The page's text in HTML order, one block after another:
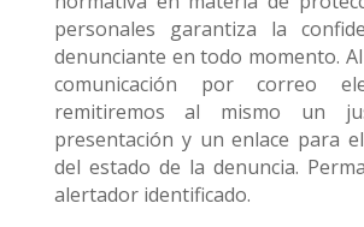
personales garantiza la
denunciante en todo momento.
comunicación por correo
remitiremos al mismo un
presentación y un enlace para
del estado de la denuncia.
alertador identificado.